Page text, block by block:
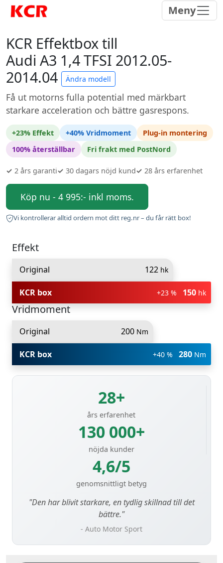
Meny
KCR Effektbox till
Audi A3 1,4 TFSI 2012.05-
2014.04
Ändra modell
Få ut motorns fulla potential med märkbart
starkare acceleration och bättre gasrespons.
+23% Effekt +40% Vridmoment
Plug-in montering
100% återställbar
Fri frakt med PostNord
✓ 2 års garanti✓ 30 dagars nöjd kund✓ 28 års erfarenhet
Köp nu - 4 995:- inkl moms.
Vi kontrollerar alltid ordern mot ditt reg.nr – du får rätt box!
Effekt
Original 122 hk
KCR box +23 % 150 hk
Vridmoment
Original 200 Nm
KCR box +40 % 280 Nm
28+
års erfarenhet
130 000+
nöjda kunder
4,6/5
genomsnittligt betyg
"Den har blivit starkare, en tydlig skillnad till det
bättre."
- Auto Motor Sport